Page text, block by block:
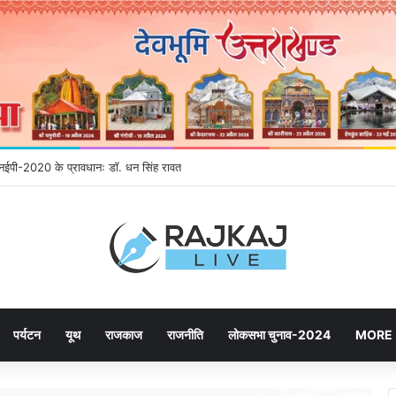
रही जनता, महायोजना-2041 पर दूसरे चरण की सुनवाई में बढ़ी भागीदारी
पर्यटन यूथ राजकाज राजनीति लोकसभा चुनाव-2024 MORE